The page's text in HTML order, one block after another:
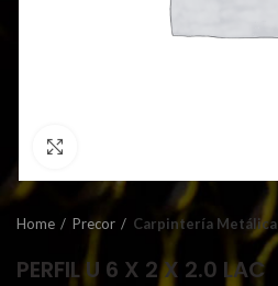
Home Precor Carpintería Metálica
PERFIL U 6 X 2 X 2.0 LAC